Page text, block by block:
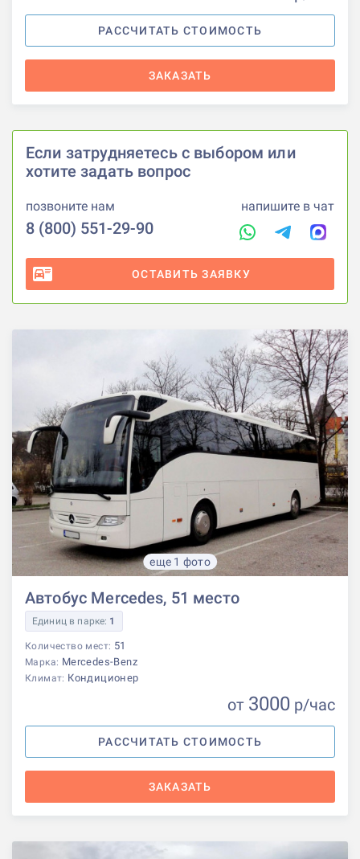
РАССЧИТАТЬ СТОИМОСТЬ
ЗАКАЗАТЬ
еще 1 фото
Автобус Mercedes, 51 место
Единиц в парке: 1
Количество мест: 51
Марка: Mercedes-Benz
Климат: Кондиционер
от 3000 р/час
РАССЧИТАТЬ СТОИМОСТЬ
ЗАКАЗАТЬ
Если затрудняетесь с выбором или
хотите задать вопрос
позвоните нам
8 (800) 551-29-90
напишите в чат
ОСТАВИТЬ ЗАЯВКУ